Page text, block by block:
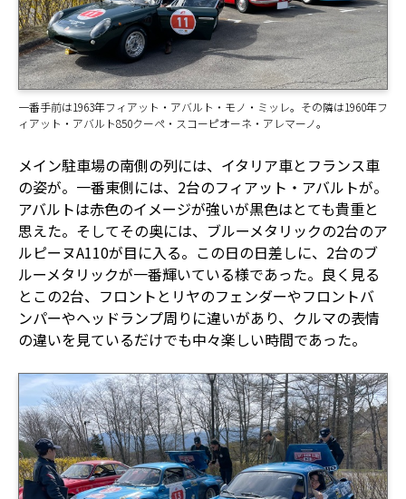
一番手前は1963年フィアット・アバルト・モノ・ミッレ。その隣は1960年フ
ィアット・アバルト850クーペ・スコーピオーネ・アレマーノ。
メイン駐車場の南側の列には、イタリア車とフランス車
の姿が。一番東側には、2台のフィアット・アバルトが。
アバルトは赤色のイメージが強いが黒色はとても貴重と
思えた。そしてその奥には、ブルーメタリックの2台のア
ルピーヌA110が目に入る。この日の日差しに、2台のブ
ルーメタリックが一番輝いている様であった。良く見る
とこの2台、フロントとリヤのフェンダーやフロントバ
ンパーやヘッドランプ周りに違いがあり、クルマの表情
の違いを見ているだけでも中々楽しい時間であった。